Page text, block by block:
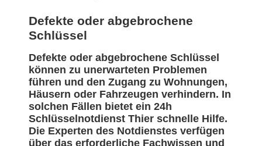
Defekte oder abgebrochene
Schlüssel
Defekte oder abgebrochene Schlüssel
können zu unerwarteten Problemen
führen und den Zugang zu Wohnungen,
Häusern oder Fahrzeugen verhindern. In
solchen Fällen bietet ein 24h
Schlüsselnotdienst Thier schnelle Hilfe.
Die Experten des Notdienstes verfügen
über das erforderliche Fachwissen und